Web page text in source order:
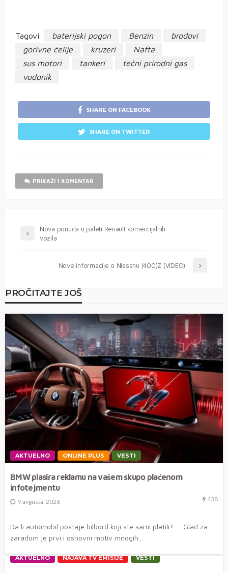
Tagovi baterijski pogon Benzin
brodovi
gorivne ćelije
kruzeri
Nafta
sus motori
tankeri
tečni prirodni gas
vodonik
SHARE ON FACEBOOK
SHARE ON TWITTER
PRIKAŽI 1 KOMENTAR
Nova ponuda u paleti Renault komercijalnih
vozila
Nove informacije o Nissanu (400)Z (VIDEO)
PROČITAJTE JOŠ
AKTUELNO ONLINE PLUS VESTI
BMW plasira reklamu na vašem skupo plaćenom
infotejmentu
9 avgusta, 2026 438
Da li automobil postaje bilbord koji ste sami platili? Glad za
zaradom je prvi i osnovni motiv mnogih...
AKTUELNO NAJAVA TV EMISIJE VESTI